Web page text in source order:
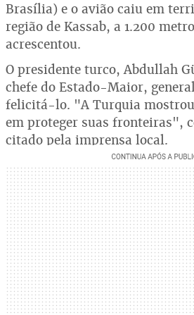
Brasília) e o avião caiu em
região de Kassab, a 1.200
acrescentou.
O presidente turco, Abdullah
chefe do Estado-Maior,
felicitá-lo. "A Turquia
em proteger suas fronteiras",
citado pela imprensa local.